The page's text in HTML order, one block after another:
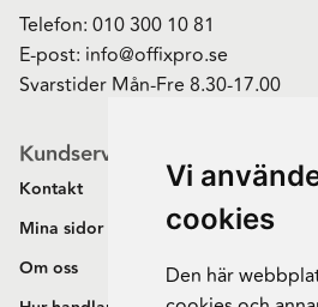
Vi
cookies
Den här
Telefon: 010 300 10 81
E-post: info@offixpro.se
Svarstider Mån-Fre 8.30-17.00
Kundservice
Kontakt
Mina sidor
Om oss